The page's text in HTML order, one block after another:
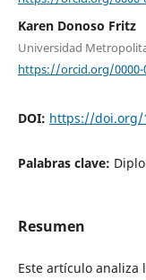
Karen Donoso Fritz
Universidad
https://orcid.org/0000-
DOI: https://doi.org/
Palabras clave:
Resumen
Este artículo analiza